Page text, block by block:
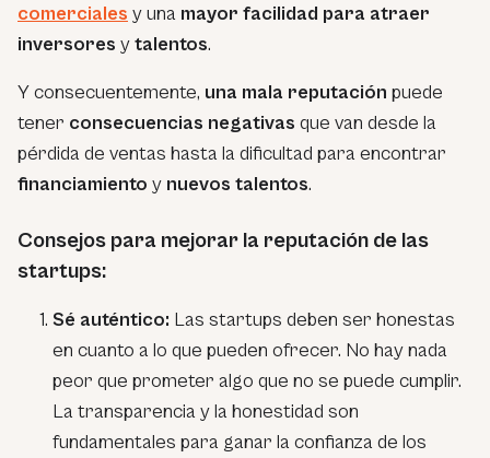
comerciales y una mayor facilidad para atraer
inversores ytalentos.
Y consecuentemente, una mala reputación puede
tener consecuencias negativas que van desde la
pérdida de ventas hasta la dificultad para encontrar
financiamiento y nuevos talentos.
Consejos para mejorar la reputación de las
startups:
Sé auténtico: Las startups deben ser honestas
en cuanto a lo que pueden ofrecer. No hay nada
peor que prometer algo que no se puede cumplir.
La transparencia y la honestidad son
fundamentales para ganar la confianza de los